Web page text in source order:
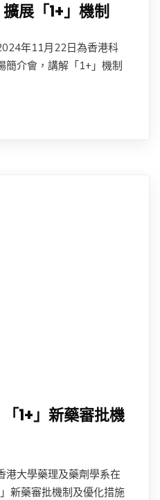
展「1+」機制
年11月22日為香港科
簡介會，講解「1+」機制
1+」新藥審批機
港大學藥理及藥劑學系在
新藥審批機制及優化措施